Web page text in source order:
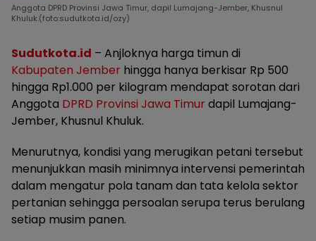
Anggota DPRD Provinsi Jawa Timur, dapil Lumajang-Jember, Khusnul
Khuluk.(foto:sudutkota.id/ozy)
Sudutkota.id – Anjloknya harga timun di
Kabupaten Jember hingga hanya berkisar Rp 500
hingga Rp1.000 per kilogram mendapat sorotan dari
Anggota DPRD Provinsi Jawa Timur dapil Lumajang-
Jember, Khusnul Khuluk.
Menurutnya, kondisi yang merugikan petani tersebut
menunjukkan masih minimnya intervensi pemerintah
dalam mengatur pola tanam dan tata kelola sektor
pertanian sehingga persoalan serupa terus berulang
setiap musim panen.